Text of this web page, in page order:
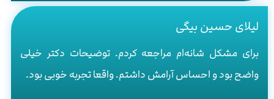
لیلای حسین بیگی
برای مشکل شانه‌ام مراجعه کردم. توضیحات دکتر خیلی
واضح بود و احساس آرامش داشتم. واقعا تجربه خوبی بود.